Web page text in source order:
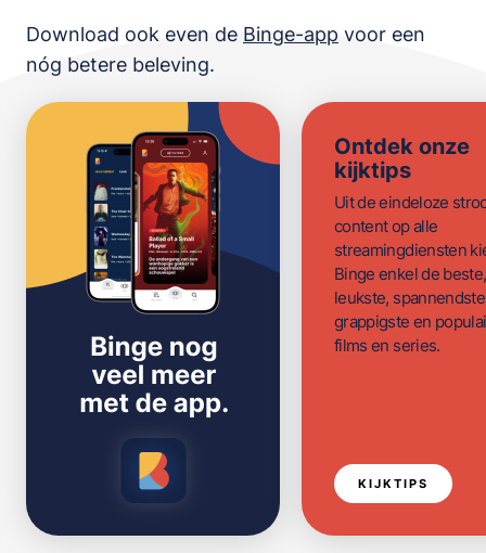
Download ook even de Binge-app voor een
nóg betere beleving.
Ontdek onze
kijktips
Uit de eindeloze
content op alle
streamingdiensten
Binge enkel de beste,
leukste,
grappigste en
films en series.
KIJKTIPS